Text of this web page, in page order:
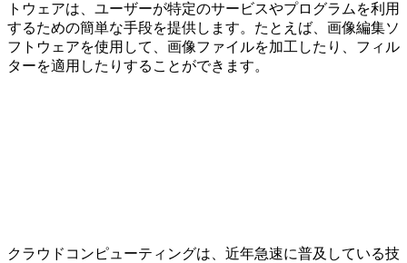
トウェアは、ユーザーが特定のサービスやプログラムを利用
するための簡単な手段を提供します。たとえば、画像編集ソ
フトウェアを使用して、画像ファイルを加工したり、フィル
ターを適用したりすることができます。
クラウドコンピューティングは、近年急速に普及している技